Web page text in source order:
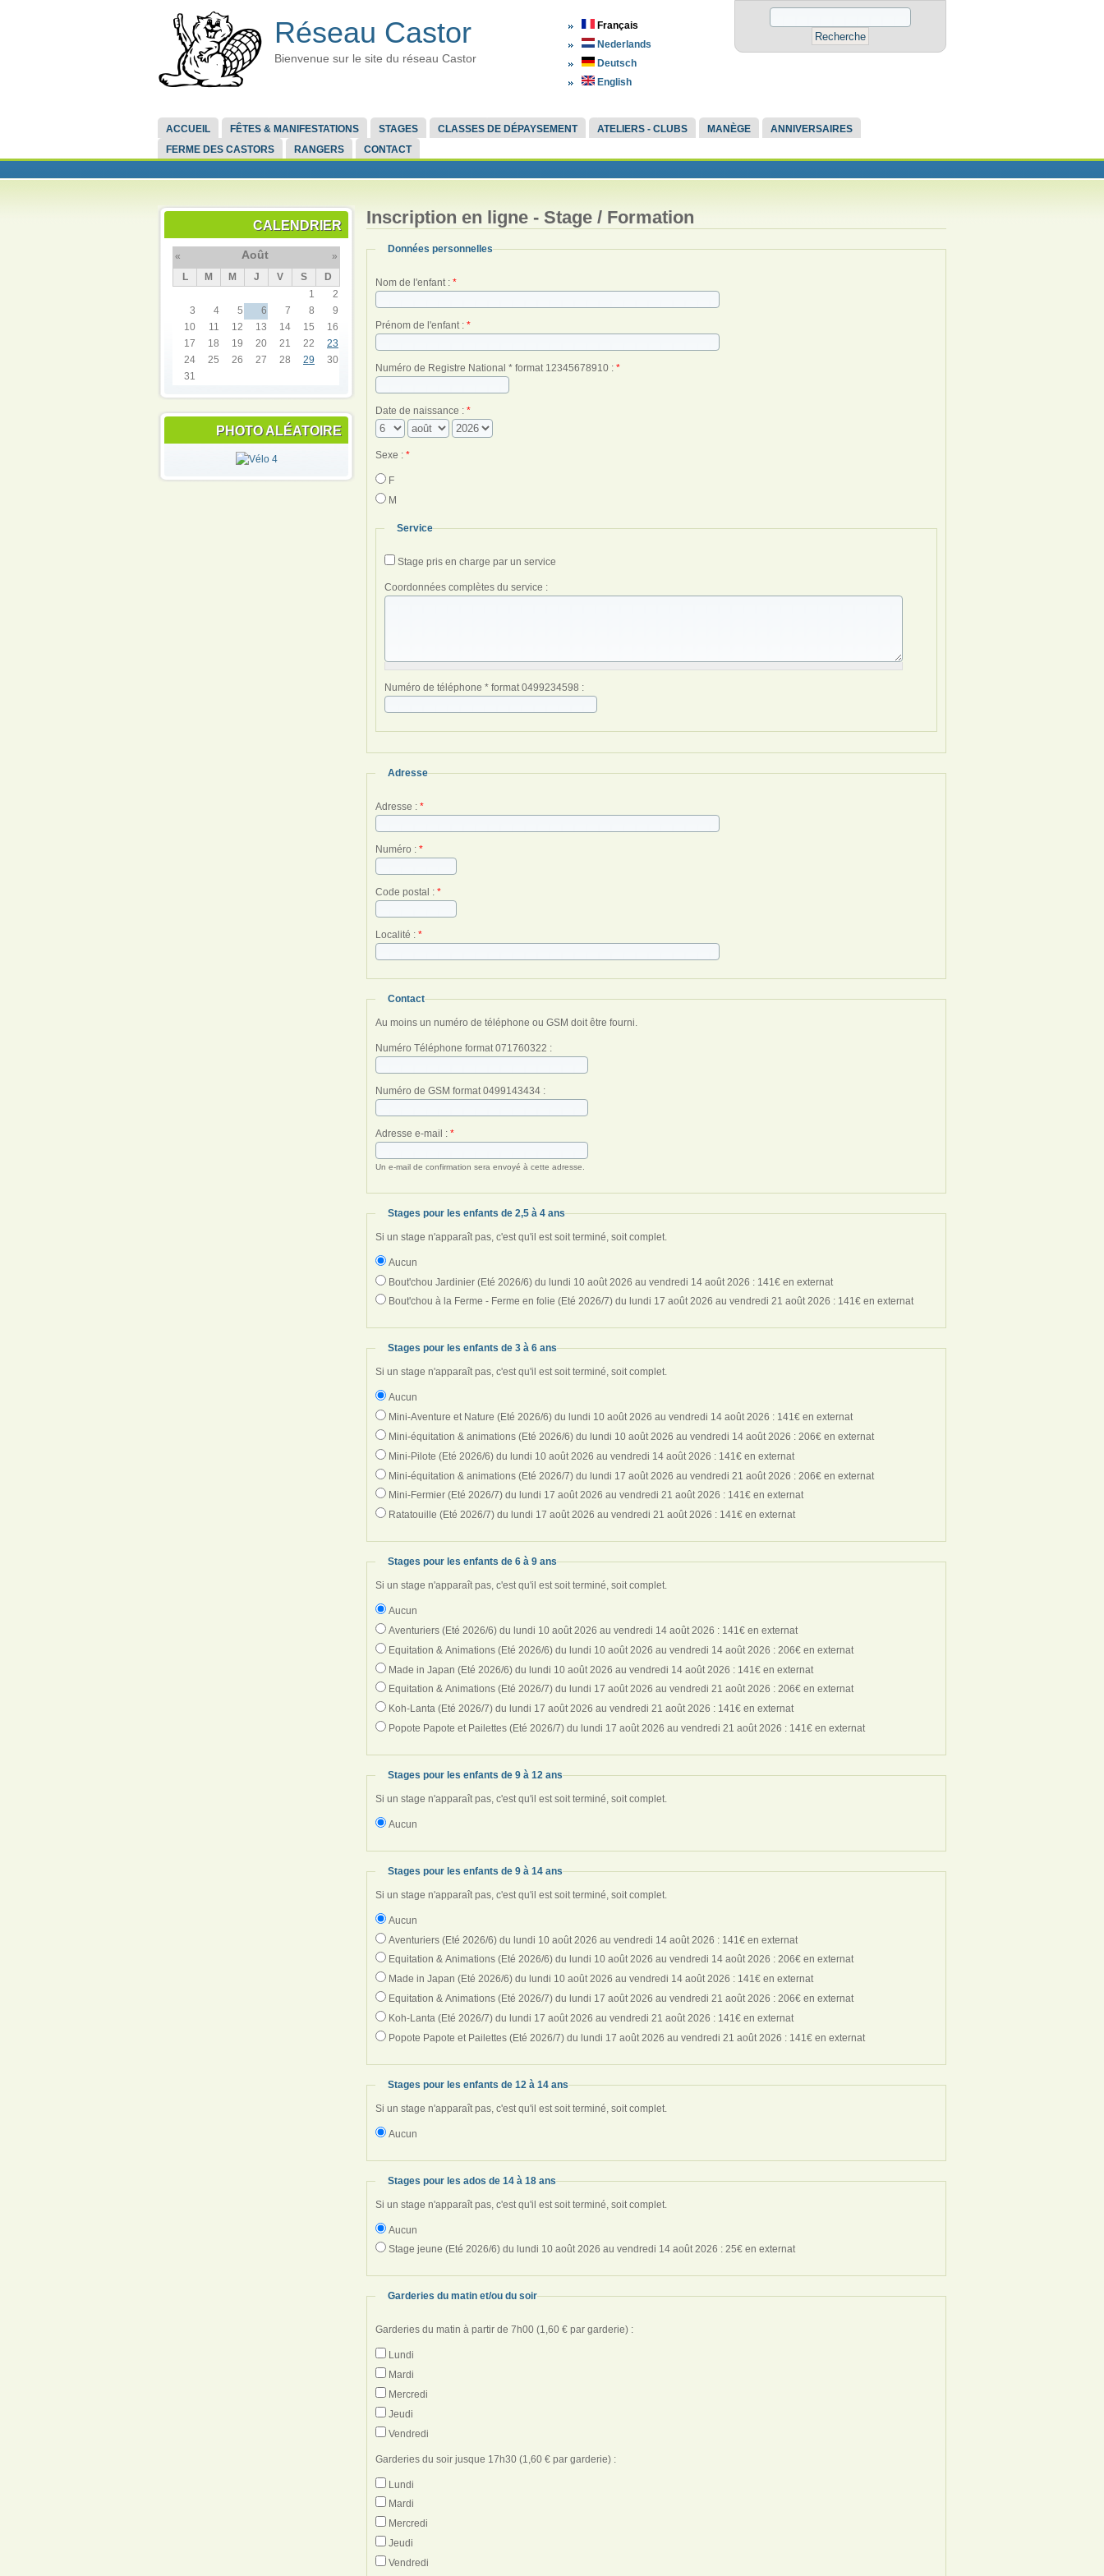
Réseau Castor
Bienvenue sur le site du réseau Castor
Français
Nederlands
Deutsch
English
ACCUEIL FÊTES & MANIFESTATIONS STAGES CLASSES DE DÉPAYSEMENT ATELIERS - CLUBS MANÈGE
ANNIVERSAIRES
FERME DES CASTORS
RANGERS CONTACT
CALENDRIER
« Août
»
L
M M J V S
D
1
2
3
4 5 6 7 8
9
10
11 12 13 14 15
16
17
18 19 20 21 22
23
24
25 26 27 28 29
30
31
PHOTO ALÉATOIRE
Inscription en ligne - Stage / Formation
Données personnelles
Nom de l'enfant : *
Prénom de l'enfant : *
Numéro de Registre National * format 12345678910 : *
Date de naissance : *
Sexe : *
F
M
Service
Stage pris en charge par un service
Coordonnées complètes du service :
Numéro de téléphone * format 0499234598 :
Adresse
Adresse : *
Numéro : *
Code postal : *
Localité : *
Contact
Au moins un numéro de téléphone ou GSM doit être fourni.
Numéro Téléphone format 071760322 :
Numéro de GSM format 0499143434 :
Adresse e-mail : *
Un e-mail de confirmation sera envoyé à cette adresse.
Stages pour les enfants de 2,5 à 4 ans
Si un stage n'apparaît pas, c'est qu'il est soit terminé, soit complet.
Aucun
Bout'chou Jardinier (Eté 2026/6) du lundi 10 août 2026 au vendredi 14 août 2026 : 141€ en externat
Bout'chou à la Ferme - Ferme en folie (Eté 2026/7) du lundi 17 août 2026 au vendredi 21 août 2026 : 141€ en externat
Stages pour les enfants de 3 à 6 ans
Si un stage n'apparaît pas, c'est qu'il est soit terminé, soit complet.
Aucun
Mini-Aventure et Nature (Eté 2026/6) du lundi 10 août 2026 au vendredi 14 août 2026 : 141€ en externat
Mini-équitation & animations (Eté 2026/6) du lundi 10 août 2026 au vendredi 14 août 2026 : 206€ en externat
Mini-Pilote (Eté 2026/6) du lundi 10 août 2026 au vendredi 14 août 2026 : 141€ en externat
Mini-équitation & animations (Eté 2026/7) du lundi 17 août 2026 au vendredi 21 août 2026 : 206€ en externat
Mini-Fermier (Eté 2026/7) du lundi 17 août 2026 au vendredi 21 août 2026 : 141€ en externat
Ratatouille (Eté 2026/7) du lundi 17 août 2026 au vendredi 21 août 2026 : 141€ en externat
Stages pour les enfants de 6 à 9 ans
Si un stage n'apparaît pas, c'est qu'il est soit terminé, soit complet.
Aucun
Aventuriers (Eté 2026/6) du lundi 10 août 2026 au vendredi 14 août 2026 : 141€ en externat
Equitation & Animations (Eté 2026/6) du lundi 10 août 2026 au vendredi 14 août 2026 : 206€ en externat
Made in Japan (Eté 2026/6) du lundi 10 août 2026 au vendredi 14 août 2026 : 141€ en externat
Equitation & Animations (Eté 2026/7) du lundi 17 août 2026 au vendredi 21 août 2026 : 206€ en externat
Koh-Lanta (Eté 2026/7) du lundi 17 août 2026 au vendredi 21 août 2026 : 141€ en externat
Popote Papote et Pailettes (Eté 2026/7) du lundi 17 août 2026 au vendredi 21 août 2026 : 141€ en externat
Stages pour les enfants de 9 à 12 ans
Si un stage n'apparaît pas, c'est qu'il est soit terminé, soit complet.
Aucun
Stages pour les enfants de 9 à 14 ans
Si un stage n'apparaît pas, c'est qu'il est soit terminé, soit complet.
Aucun
Aventuriers (Eté 2026/6) du lundi 10 août 2026 au vendredi 14 août 2026 : 141€ en externat
Equitation & Animations (Eté 2026/6) du lundi 10 août 2026 au vendredi 14 août 2026 : 206€ en externat
Made in Japan (Eté 2026/6) du lundi 10 août 2026 au vendredi 14 août 2026 : 141€ en externat
Equitation & Animations (Eté 2026/7) du lundi 17 août 2026 au vendredi 21 août 2026 : 206€ en externat
Koh-Lanta (Eté 2026/7) du lundi 17 août 2026 au vendredi 21 août 2026 : 141€ en externat
Popote Papote et Pailettes (Eté 2026/7) du lundi 17 août 2026 au vendredi 21 août 2026 : 141€ en externat
Stages pour les enfants de 12 à 14 ans
Si un stage n'apparaît pas, c'est qu'il est soit terminé, soit complet.
Aucun
Stages pour les ados de 14 à 18 ans
Si un stage n'apparaît pas, c'est qu'il est soit terminé, soit complet.
Aucun
Stage jeune (Eté 2026/6) du lundi 10 août 2026 au vendredi 14 août 2026 : 25€ en externat
Garderies du matin et/ou du soir
Garderies du matin à partir de 7h00 (1,60 € par garderie) :
Lundi
Mardi
Mercredi
Jeudi
Vendredi
Garderies du soir jusque 17h30 (1,60 € par garderie) :
Lundi
Mardi
Mercredi
Jeudi
Vendredi